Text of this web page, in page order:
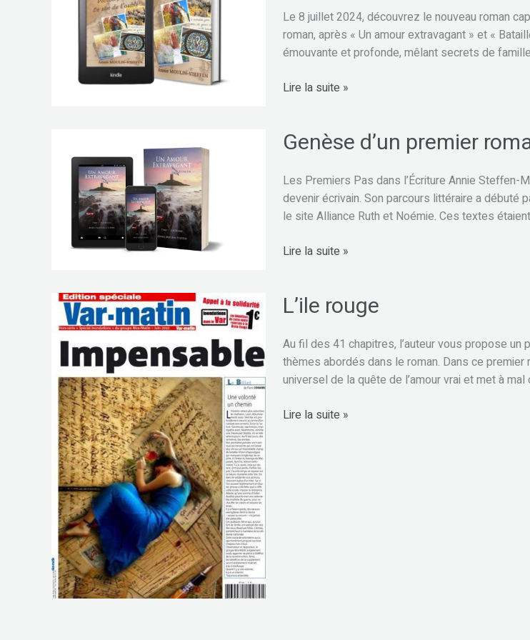
Le 8 juillet 2024, découvrez le nouveau roman
roman, après « Un amour extravagant » et «
émouvante et profonde, mêlant secrets de
le
vin
de
d’Annie
Lire la suite »
Genèse d’un premier
Les Premiers Pas dans l’Écriture Annie
devenir écrivain. Son parcours littéraire a
le site Alliance Ruth et Noémie. Ces textes
Genèse
d’un
premier
roman
Lire la suite »
L’ile rouge
Au fil des 41 chapitres, l’auteur vous propose
thèmes abordés dans le roman. Dans ce premier
universel de la quête de l’amour vrai et met à
L’ile
rouge
Lire la suite »